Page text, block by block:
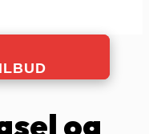
og